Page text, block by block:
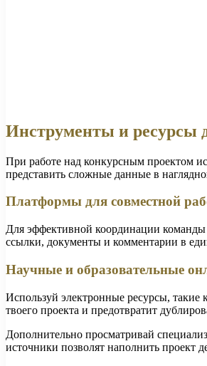
Инструменты и ресурсы
При работе над конкурсным проектом
представить сложные данные в
Платформы для совместной
Для эффективной координации команды
ссылки, документы и комментарии в
Научные и образовательные
Используй электронные ресурсы, такие
твоего проекта и предотвратит
Дополнительно просматривай
источники позволят наполнить проект